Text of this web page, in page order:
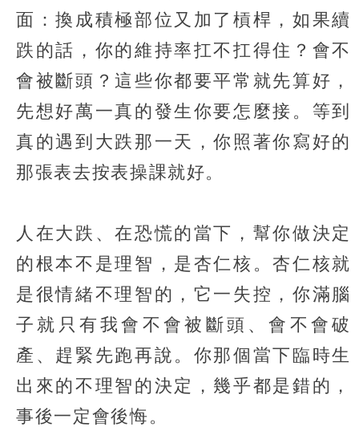
面：換成積極部位又加了槓桿，如果續
跌的話，你的維持率扛不扛得住？會不
會被斷頭？這些你都要平常就先算好，
先想好萬一真的發生你要怎麼接。等到
真的遇到大跌那一天，你照著你寫好的
那張表去按表操課就好。
人在大跌、在恐慌的當下，幫你做決定
的根本不是理智，是杏仁核。杏仁核就
是很情緒不理智的，它一失控，你滿腦
子就只有我會不會被斷頭、會不會破
產、趕緊先跑再說。你那個當下臨時生
出來的不理智的決定，幾乎都是錯的，
事後一定會後悔。